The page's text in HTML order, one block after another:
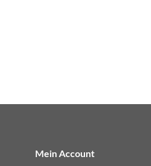
Mein Account